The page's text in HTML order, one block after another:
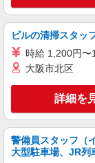
ビルの清掃スタッ
時給 1,200円〜
大阪市北区
詳細を
警備員スタッフ（
大型駐車場、JR列